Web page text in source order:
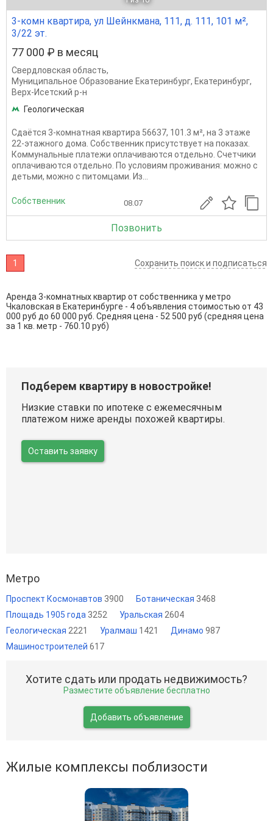
3-комн квартира, ул Шейнкмана, 111, д. 111, 101 м²,
3/22 эт.
77 000 ₽ в месяц
Свердловская область,
Муниципальное Образование Екатеринбург, Екатеринбург,
Верх-Исетский р-н
Геологическая
Сдаётся 3-комнатная квартира 56637, 101.3 м², на 3 этаже
22-этажного дома. Собственник присутствует на показах.
Коммунальные платежи оплачиваются отдельно. Счетчики
оплачиваются отдельно. По условиям проживания: можно с
детьми, можно с питомцами. Из...
Собственник 08.07
Позвонить
1 Сохранить поиск и подписаться
Аренда 3-комнатных квартир от собственника у метро
Чкаловская в Екатеринбурге - 4 объявления стоимостью от 43
000 руб до 60 000 руб. Средняя цена - 52 500 руб (средняя цена
за 1 кв. метр - 760.10 руб)
Подберем квартиру в новостройке!
Низкие ставки по ипотеке с ежемесячным
платежом ниже аренды похожей квартиры.
Оставить заявку
Метро
Проспект Космонавтов 3900 Ботаническая 3468
Площадь 1905 года 3252 Уральская 2604
Геологическая 2221 Уралмаш 1421 Динамо 987
Машиностроителей 617
Хотите сдать или продать недвижимость?
Разместите объявление бесплатно
Добавить объявление
Жилые комплексы поблизости